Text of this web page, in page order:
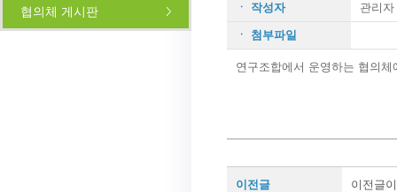
협의체 게시판 ㆍ 작성자 관리자
ㆍ 첨부파일
연구조합에서 운영하는 협의
이전글 이전글